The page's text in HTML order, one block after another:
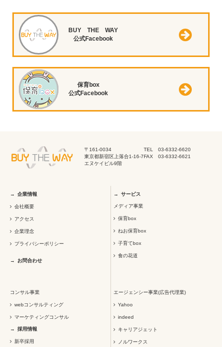
BUY THE WAY
公式Facebook
保育box
公式Facebook
〒161-0034
東京都新宿区上落合1-16-7
エヌケイビル9階
TEL 03-6332-6620
FAX 03-6332-6621
企業情報
会社概要
アクセス
企業理念
プライバシーポリシー
お問合わせ
サービス
メディア事業
保育box
ねお保育box
子育てbox
食の花道
コンサル事業
webコンサルティング
マーケティングコンサル
エージェンシー事業(広告代理業)
Yahoo
indeed
キャリアジェット
ノルワークス
採用情報
新卒採用